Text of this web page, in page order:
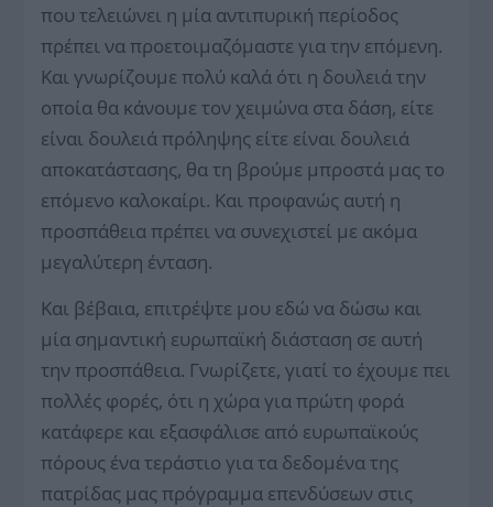
που τελειώνει η μία αντιπυρική περίοδος
πρέπει να προετοιμαζόμαστε για την επόμενη.
Και γνωρίζουμε πολύ καλά ότι η δουλειά την
οποία θα κάνουμε τον χειμώνα στα δάση, είτε
είναι δουλειά πρόληψης είτε είναι δουλειά
αποκατάστασης, θα τη βρούμε μπροστά μας το
επόμενο καλοκαίρι. Και προφανώς αυτή η
προσπάθεια πρέπει να συνεχιστεί με ακόμα
μεγαλύτερη ένταση.
Και βέβαια, επιτρέψτε μου εδώ να δώσω και
μία σημαντική ευρωπαϊκή διάσταση σε αυτή
την προσπάθεια. Γνωρίζετε, γιατί το έχουμε πει
πολλές φορές, ότι η χώρα για πρώτη φορά
κατάφερε και εξασφάλισε από ευρωπαϊκούς
πόρους ένα τεράστιο για τα δεδομένα της
πατρίδας μας πρόγραμμα επενδύσεων στις